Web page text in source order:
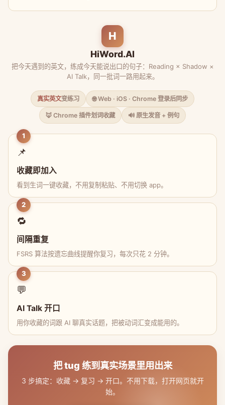
H
HiWord.AI
把今天遇到的英文，练成今天能说出口的句子：Reading × Shadow ×
AI Talk，同一批词一路用起来。
真实英文变练习 🌐 Web · iOS · Chrome 登录后同步
🦊 Chrome 插件划词收藏 🔊 原生发音 + 例句
1
📌
收藏即加入
看到生词一键收藏，不用复制粘贴、不用切换 app。
2
🔁
间隔重复
FSRS 算法按遗忘曲线提醒你复习，每次只花 2 分钟。
3
💬
AI Talk 开口
用你收藏的词跟 AI 聊真实话题，把被动词汇变成能用的。
把 tug 练到真实场景里用出来
3 步搞定：收藏 → 复习 → 开口。不用下载，打开网页就开
始。